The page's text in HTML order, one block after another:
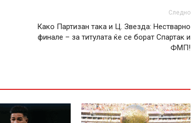
Следно
Како Партизан така и Ц. Звезда: Нестварно
финале – за титулата ќе се борат Спартак и
ФМП!